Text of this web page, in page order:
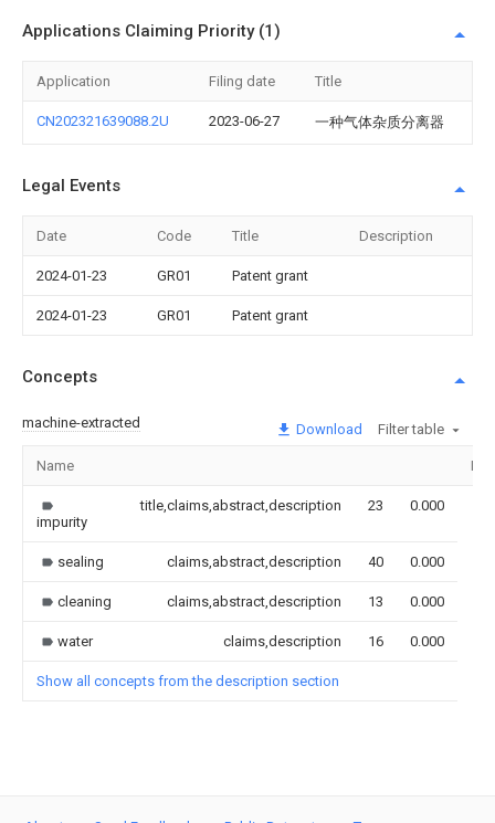
Applications Claiming Priority (1)
Application Filing date Title
CN202321639088.2U 2023-06-27 一种气体杂质分离器
Legal Events
Date Code Title Description
2024-01-23 GR01 Patent grant
2024-01-23 GR01 Patent grant
Concepts
machine-extracted Download Filter table
Name
impurity
title,claims,abstract,description 23 0.000
sealing claims,abstract,description 40 0.000
cleaning claims,abstract,description 13 0.000
water claims,description 16 0.000
Show all concepts from the description section